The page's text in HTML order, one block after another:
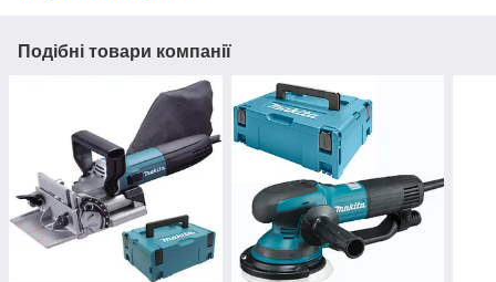
Подібні товари компанії